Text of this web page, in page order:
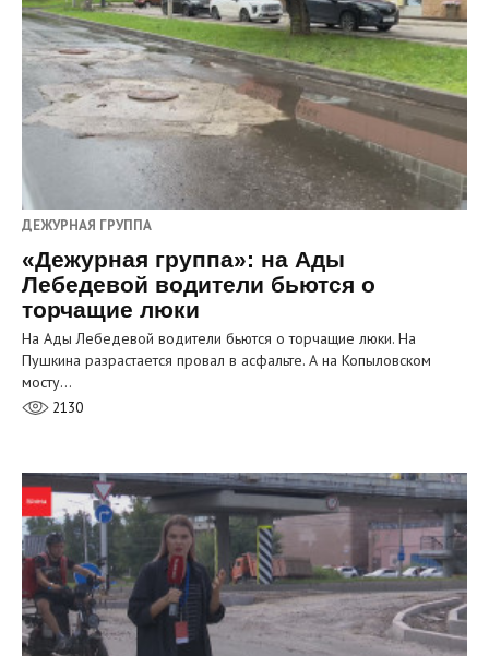
ДЕЖУРНАЯ ГРУППА
«Дежурная группа»: на Ады
Лебедевой водители бьются о
торчащие люки
На Ады Лебедевой водители бьются о торчащие люки. На
Пушкина разрастается провал в асфальте. А на Копыловском
мосту…
2130